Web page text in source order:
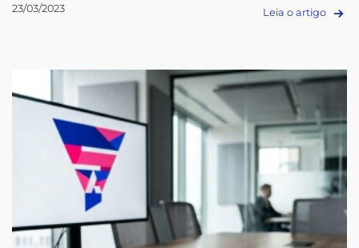
23/03/2023 Leia o artigo